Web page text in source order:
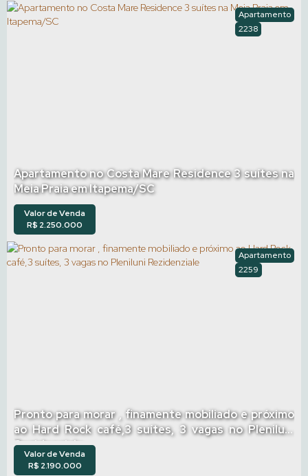
Apartamento no Costa Mare Residence 3 suítes na
Meia Praia em Itapema/SC
2238
Apartamento
R$ 2.250.000
Valor de Venda
Pronto para morar , finamente mobiliado e próximo
ao Hard Rock café,3 suítes, 3 vagas no Pleniluni
Rezidenziale
2259
Apartamento
R$ 2.190.000
Valor de Venda